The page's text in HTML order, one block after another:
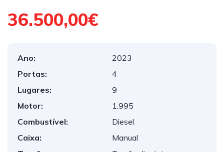
36.500,00€
Ano:
2023
Portas:
4
Lugares:
9
Motor:
1.995
Combustível:
Diesel
Caixa:
Manual